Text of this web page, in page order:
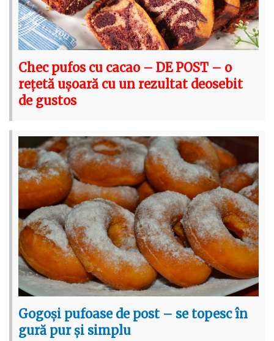
Chec pufos cu cacao – DE POST – o
rețetă ușoară cu un rezultat deosebit
de gustos
Gogoși pufoase de post – se topesc în
gură pur și simplu